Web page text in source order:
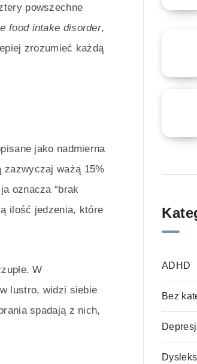
powszechne
food intake disorder,
zrozumieć każdą
jako nadmierna
zazwyczaj ważą 15%
oznacza “brak
ilość jedzenia, które
W
lustro, widzi siebie
spadają z nich,
ADHD
Bez